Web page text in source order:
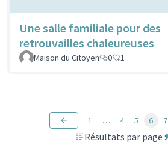
Une salle familiale pour des
retrouvailles chaleureuses
Maison du Citoyen
0 1
Résultats par page :
1 … 4 5 6 7